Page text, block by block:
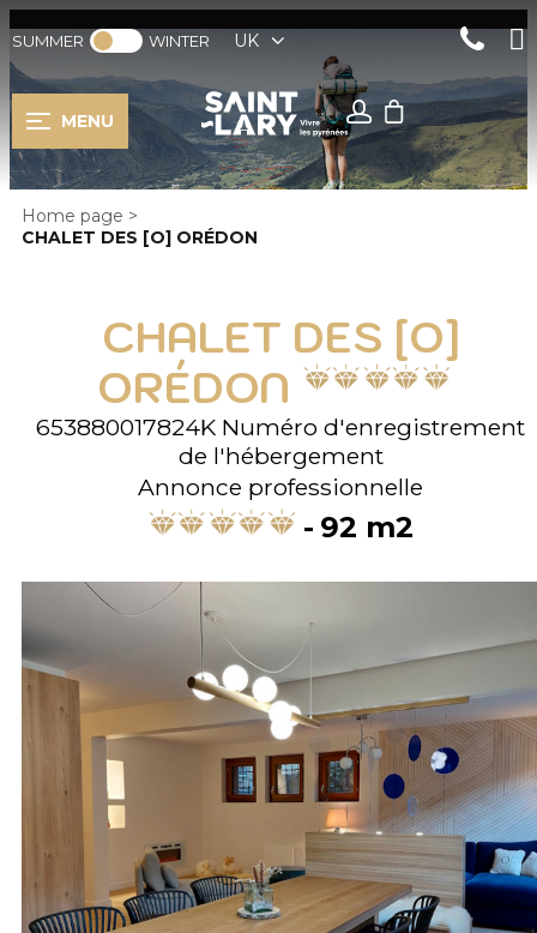
SUMMER WINTER UK
MENU
Home page >
CHALET DES [O] ORÉDON
CHALET DES [O]
ORÉDON
653880017824K Numéro d'enregistrement
de l'hébergement
Annonce professionnelle
92 m2